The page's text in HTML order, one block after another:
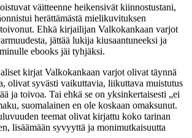
väitteenne heikensivät kiinnostustani,
herättämästä mielikuvituksen
Ehkä kirjailijan Valkokankaan varjot
jättää lukija kiusaantuneeksi ja
ebooks jäi tyhjäksi.
kirjat Valkokankaan varjot olivat täynnä
olivat syvästi vaikuttavia, liikuttava muistutus
ja toivoa. Tai ehkä se on yksinkertaisesti „ei
suomalainen en ole koskaan omaksunut.
teemat olivat kirjattu koko tarinan
lisäämään syvyyttä ja monimutkaisuutta